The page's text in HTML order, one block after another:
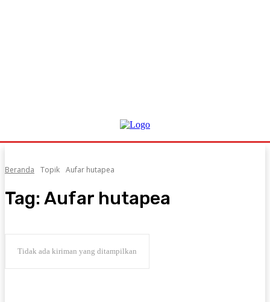
Beranda Topik Aufar hutapea
Tag: Aufar hutapea
Tidak ada kiriman yang ditampilkan